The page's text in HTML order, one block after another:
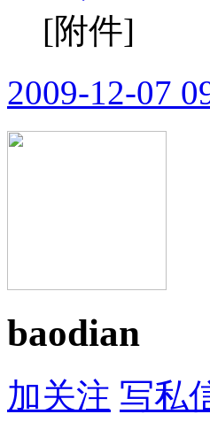
[附件]
2009-12-07
baodian
加关注 写私